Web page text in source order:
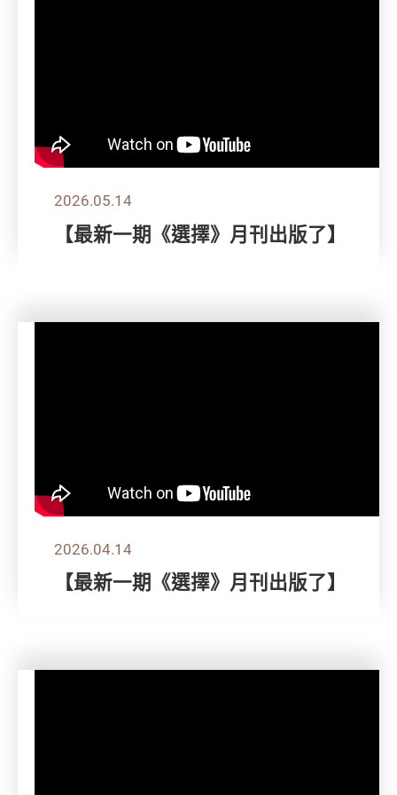
2026.05.14
【最新一期《選擇》月刊出版了】
2026.04.14
【最新一期《選擇》月刊出版了】